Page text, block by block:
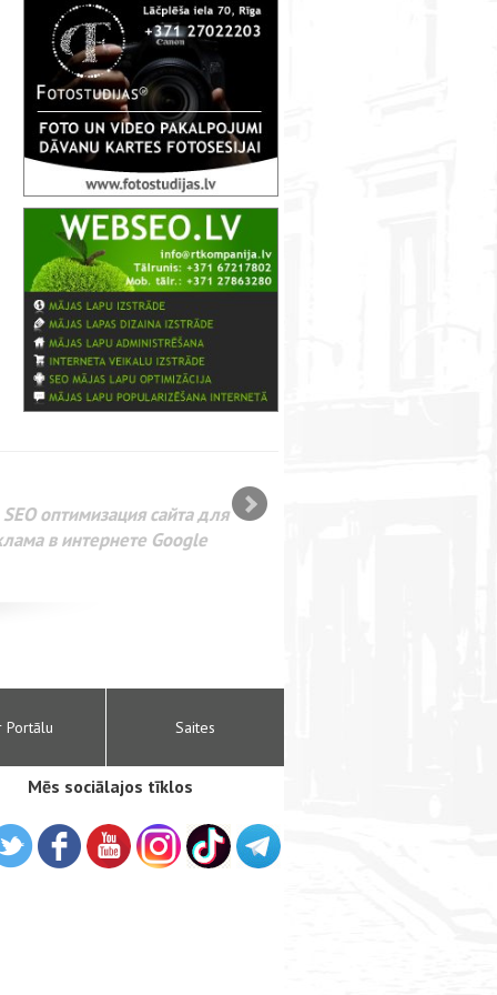
оптимизация сайта для
в интернете Google
Portālu Saites
Mēs sociālajos tīklos